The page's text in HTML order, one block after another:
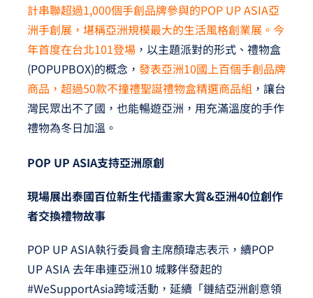
計串聯超過1,000個手創品牌參與的POP UP ASIA亞
洲手創展，堪稱亞洲規模最大的生活風格創業展。今
年首度在台北101登場，以主題派對的形式、禮物盒
(POPUPBOX)的概念， 發表亞洲10國上百個手創品牌
商品，超過50款不撞禮聖誕禮物盒精選商品組 ，讓台
灣民眾出不了國，也能暢遊亞洲，用充滿溫度的手作
禮物為冬日加溫。
POP UP ASIA支持亞洲原創
現場展出泰國百位新生代插畫家大賞&亞洲40位創作
者交換禮物故事
POP UP ASIA執行委員會主席顏瑋志表示，續POP
UP ASIA 去年串連亞洲10 城夥伴發起的
#WeSupportAsia跨域活動，延續「鏈結亞洲創意領